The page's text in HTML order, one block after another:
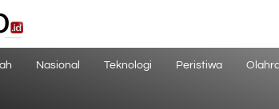
Nasional Teknologi Peristiwa